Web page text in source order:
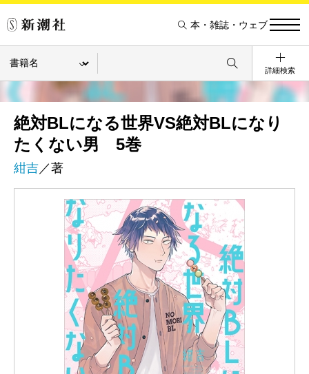
本・雑誌・ウェブ
詳細検索
絶対BLになる世界VS絶対BLになり
たくない男 5巻
紺吉／著